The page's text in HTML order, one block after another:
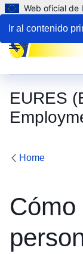
Ir al contenido
Web oficial de
EURES
Menu
Home